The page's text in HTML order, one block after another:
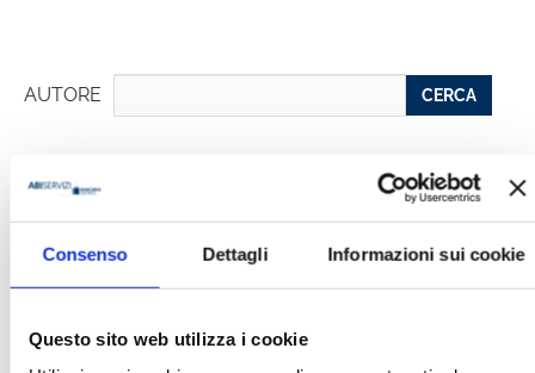
Consenso Dettagli Informazioni sui cookie
Questo sito web utilizza i cookie
AUTORE CERCA
Gaetano Marseglia